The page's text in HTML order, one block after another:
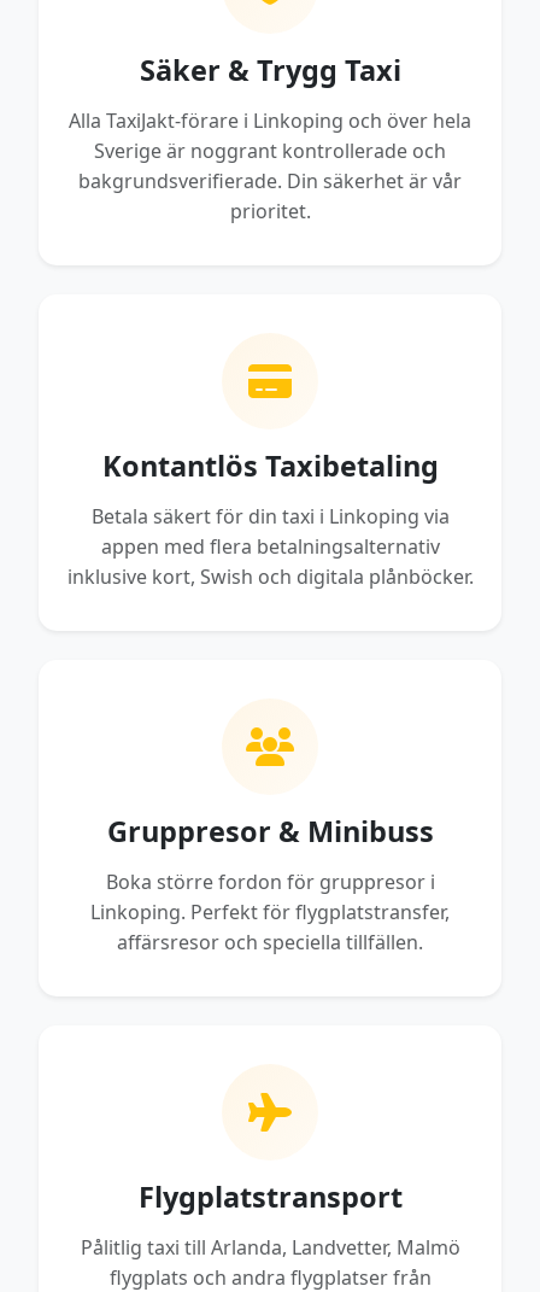
Säker & Trygg Taxi
Alla TaxiJakt-förare i Linkoping och över hela
Sverige är noggrant kontrollerade och
bakgrundsverifierade. Din säkerhet är vår
prioritet.
Kontantlös Taxibetaling
Betala säkert för din taxi i Linkoping via
appen med flera betalningsalternativ
inklusive kort, Swish och digitala plånböcker.
Gruppresor & Minibuss
Boka större fordon för gruppresor i
Linkoping. Perfekt för flygplatstransfer,
affärsresor och speciella tillfällen.
Flygplatstransport
Pålitlig taxi till Arlanda, Landvetter, Malmö
flygplats och andra flygplatser från